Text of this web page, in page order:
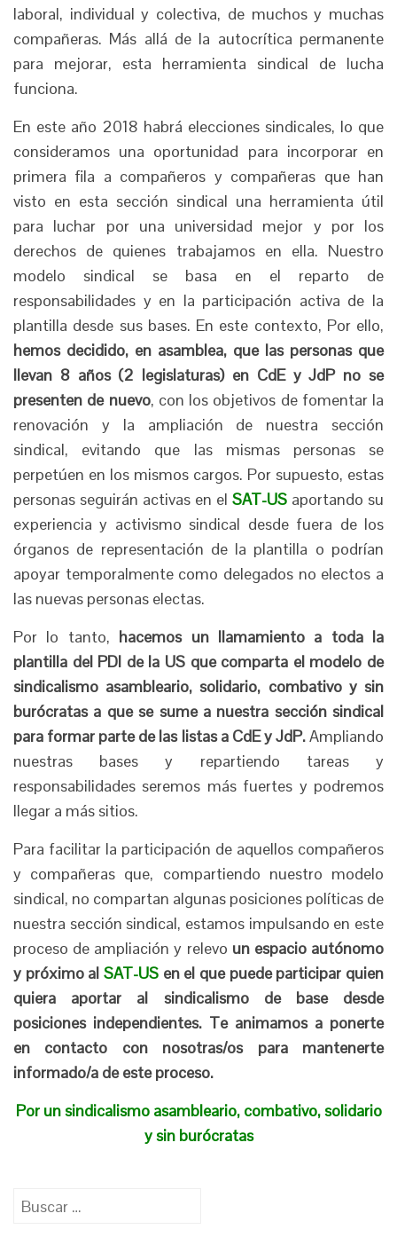
laboral, individual y colectiva, de muchos y muchas
compañeras. Más allá de la autocrítica permanente
para mejorar, esta herramienta sindical de lucha
funciona.
En este año 2018 habrá elecciones sindicales, lo que
consideramos una oportunidad para incorporar en
primera fila a compañeros y compañeras que han
visto en esta sección sindical una herramienta útil
para luchar por una universidad mejor y por los
derechos de quienes trabajamos en ella. Nuestro
modelo sindical se basa en el reparto de
responsabilidades y en la participación activa de la
plantilla desde sus bases. En este contexto, Por ello,
hemos decidido, en asamblea, que las personas que
llevan 8 años (2 legislaturas) en CdE y JdP no se
presenten de nuevo, con los objetivos de fomentar la
renovación y la ampliación de nuestra sección
sindical, evitando que las mismas personas se
perpetúen en los mismos cargos. Por supuesto, estas
personas seguirán activas en el SAT-US aportando su
experiencia y activismo sindical desde fuera de los
órganos de representación de la plantilla o podrían
apoyar temporalmente como delegados no electos a
las nuevas personas electas.
Por lo tanto, hacemos un llamamiento a toda la
plantilla del PDI de la US que comparta el modelo de
sindicalismo asambleario, solidario, combativo y sin
burócratas a que se sume a nuestra sección sindical
para formar parte de las listas a CdE y JdP.Ampliando
nuestras bases y repartiendo tareas y
responsabilidades seremos más fuertes y podremos
llegar a más sitios.
Para facilitar la participación de aquellos compañeros
y compañeras que, compartiendo nuestro modelo
sindical, no compartan algunas posiciones políticas de
nuestra sección sindical, estamos impulsando en este
proceso de ampliación y relevo un espacio autónomo
y próximo al SAT-US en el que puede participar quien
quiera aportar al sindicalismo de base desde
posiciones independientes. Te animamos a ponerte
en contacto con nosotras/os para mantenerte
informado/a de este proceso.
Por un sindicalismo asambleario, combativo, solidario
y sin burócratas
Buscar: